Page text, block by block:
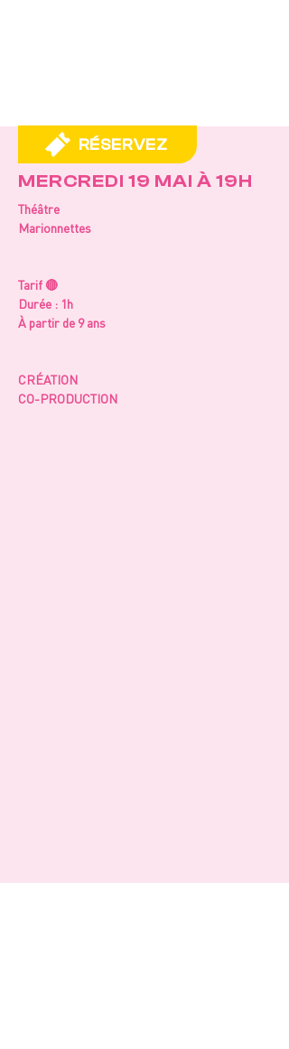
RÉSERVEZ
MERCREDI 19 MAI À 19H
Théâtre
Marionnettes
Tarif 🔴
Durée : 1h
À partir de 9 ans
CRÉATION
CO-PRODUCTION